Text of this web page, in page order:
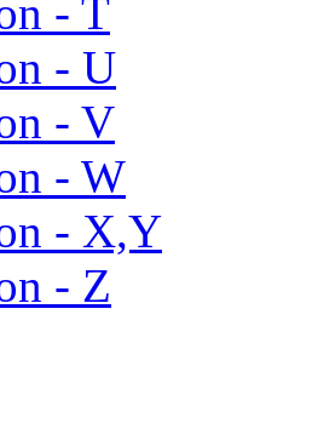
- T
- U
- V
- W
- X,Y
- Z